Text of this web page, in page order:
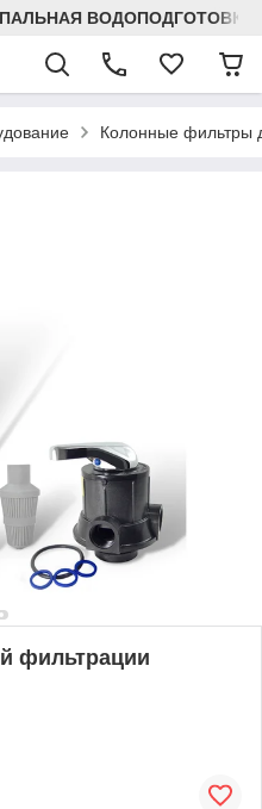
ВОДОПОДГОТОВКА
Колонные фильтры
фильтрации